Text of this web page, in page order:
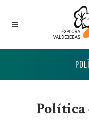
Política